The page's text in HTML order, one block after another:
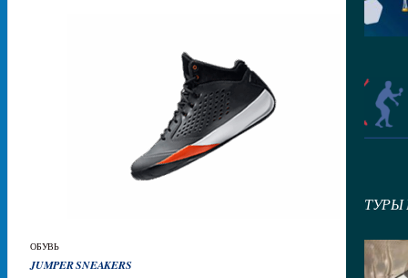
ТУРЫ
ОБУВЬ
JUMPER SNEAKERS 30 ₽